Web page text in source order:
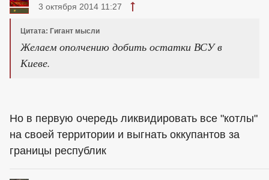
3 октября 2014 11:27
Цитата: Гигант мысли
Желаем ополчению добить остатки ВСУ в
Киеве.
Но в первую очередь ликвидировать все "котлы"
на своей территории и выгнать оккупантов за
границы республик